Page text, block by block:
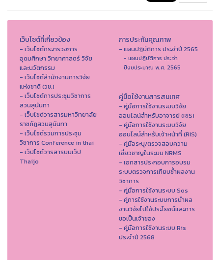
เว็บไซต์ที่เกี่ยวข้อง
- เว็บไซต์กระทรวงการ
อุดมศึกษา วิทยาศาสตร์ วิจัย
และนวัตกรรม
- เว็บไซต์สำนักงานการวิจัย
แห่งชาติ (วช.)
- เว็บไซต์การประชุมวิชาการ
สวนสุนันทา
- เว็บไซต์วารสารมหาวิทยาลัย
ราชภัฏสวนสุนันทา
- เว็บไซต์รวมการประชุม
วิชาการ Conference in thai
- เว็ปไซต์วารสารบนเว็ป
Thaijo
การประกันคุณภาพ
- แผนปฏิบัติการ ประจำปี 2565
- แผนปฏิบัติการ ประจำ
ปีงบประมาณ พ.ศ. 2565
คู่มือใช้งานสารสนเทศ
- คู่มือการใช้งานระบบวิจัย
ออนไลน์สำหรับอาจารย์ (RIS)
- คู่มือการใช้งานระบบวิจัย
ออนไลน์สำหรับเจ้าหน้าที่ (RIS)
- คู่มือระบุ/ตรวจสอบความ
เชี่ยวชาญในระบบ NRMS
- เอกสารประกอบการอบรม
ระบบตรวจการเทียบซ้ำผลงาน
วิชาการ
- คู่มือการใช้งานระบบ Sos
- คู่การใช้งานระบบการนำผล
งานวิจัยไปใช้ประโยชน์และการ
ขอเป็นเจ้าของ
- คู่มือการใช้งานระบบ Ris
ประจำปี 2568